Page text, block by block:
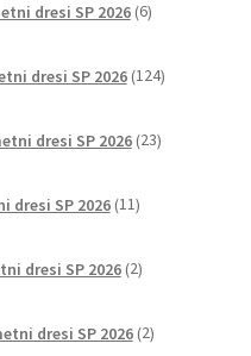
dresi SP 2026 6izdelkov
dresi SP 2026 124izdelkov
dresi SP 2026 23izdelkov
dresi SP 2026 11izdelkov
dresi SP 2026 2izdelka
dresi SP 2026 2izdelka